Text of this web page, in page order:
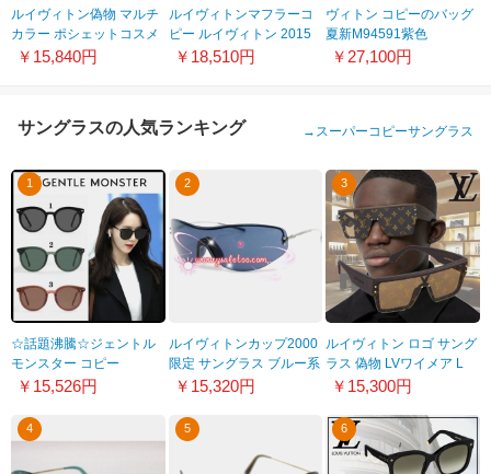
ルイヴィトン偽物 マルチ
カラー ポシェットコスメ
ティック M47354
￥15,840円
ルイヴィトンマフラーコ
ピー ルイヴィトン 2015
最新入荷 M72405 マフラ
￥18,510円
ヴィトン コピーのバッグ
夏新M94591紫色
￥27,100円
サングラスの人気ランキング → スーパーコピーサングラス
1
☆話題沸騰☆ジェントル
モンスター コピー
EASTMOON サングラス
￥15,526円
2
ルイヴィトンカップ2000
限定 サングラス ブルー系
×シルバー M8059
￥15,320円
3
ルイヴィトン ロゴ サング
ラス 偽物 LVワイメア L
メンズ Z1671E
￥15,300円
4 5 6